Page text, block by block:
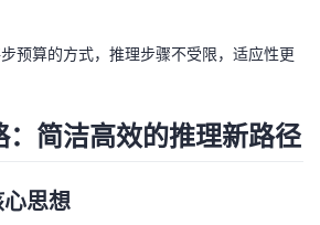
预算的方式，推理步骤不受限，适应性更
：简洁高效的推理新路径
心思想